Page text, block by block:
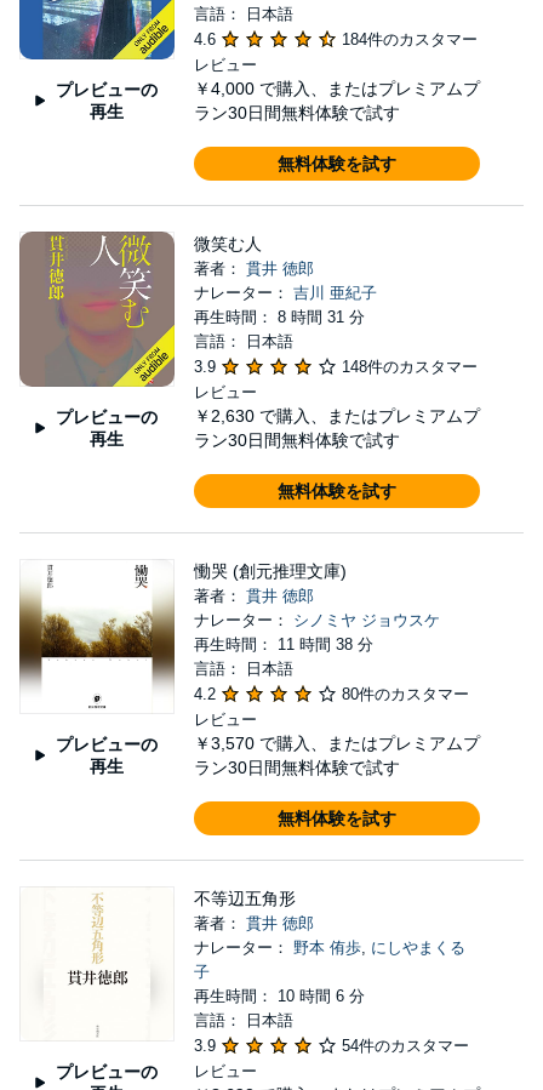
プレビューの
再生
言語： 日本語
4.6
184件のカスタマー
レビュー
￥4,000 で購入、またはプレミアムプ
ラン30日間無料体験で試す
無料体験を試す
プレビューの
再生
微笑む人
著者： 貫井 徳郎
ナレーター： 吉川 亜紀子
再生時間： 8 時間 31 分
言語： 日本語
3.9
148件のカスタマー
レビュー
￥2,630 で購入、またはプレミアムプ
ラン30日間無料体験で試す
無料体験を試す
プレビューの
再生
慟哭 (創元推理文庫)
著者： 貫井 徳郎
ナレーター： シノミヤ ジョウスケ
再生時間： 11 時間 38 分
言語： 日本語
4.2
80件のカスタマー
レビュー
￥3,570 で購入、またはプレミアムプ
ラン30日間無料体験で試す
無料体験を試す
プレビューの
不等辺五角形
著者： 貫井 徳郎
ナレーター： 野本 侑歩, にしやまくる
子
再生時間： 10 時間 6 分
言語： 日本語
3.9
54件のカスタマー
レビュー